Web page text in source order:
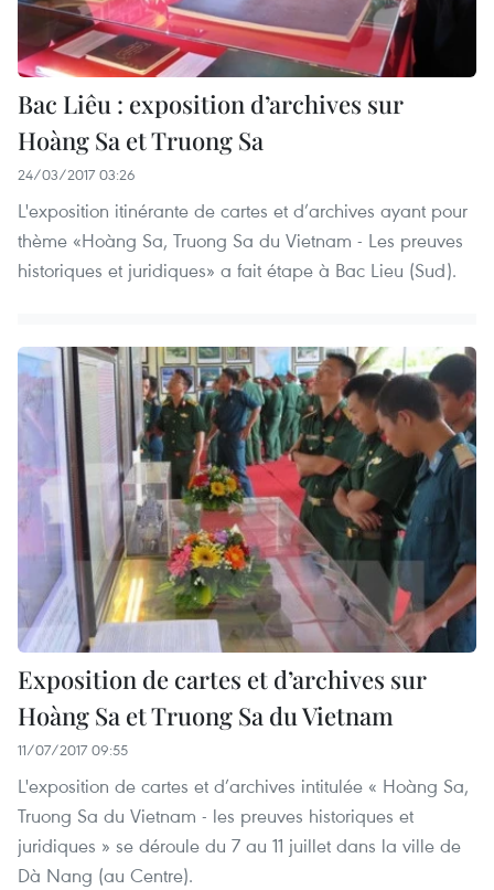
Bac Liêu : exposition d’archives sur
Hoàng Sa et Truong Sa
24/03/2017 03:26
L'exposition itinérante de cartes et d’archives ayant pour
thème «Hoàng Sa, Truong Sa du Vietnam - Les preuves
historiques et juridiques» a fait étape à Bac Lieu (Sud).
Exposition de cartes et d’archives sur
Hoàng Sa et Truong Sa du Vietnam
11/07/2017 09:55
L​'exposition de cartes et d’archives intitulée « Hoàng Sa,
Truong Sa du Vietnam - les preuves historiques et
juridiques » se déroule du 7 au 11 juillet dans la ville de
Dà Nang (au Centre).